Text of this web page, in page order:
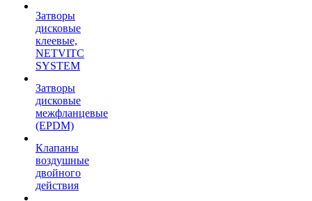
Затворы
дисковые
клеевые,
NETVITC
SYSTEM
Затворы
дисковые
межфланцевые
(EPDM)
Клапаны
воздушные
двойного
действия